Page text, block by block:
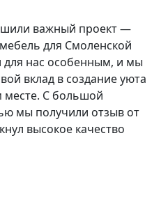
важный проект —
для Смоленской
для нас особенным, и мы
вклад в создание уюта
месте. С большой
мы получили отзыв от
высокое качество